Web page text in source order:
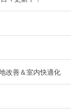
改善＆室内快適化